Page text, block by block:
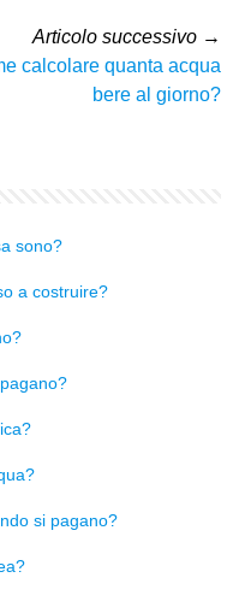
Articolo successivo →
calcolare quanta acqua
bere al giorno?
sono?
a costruire?
si pagano?